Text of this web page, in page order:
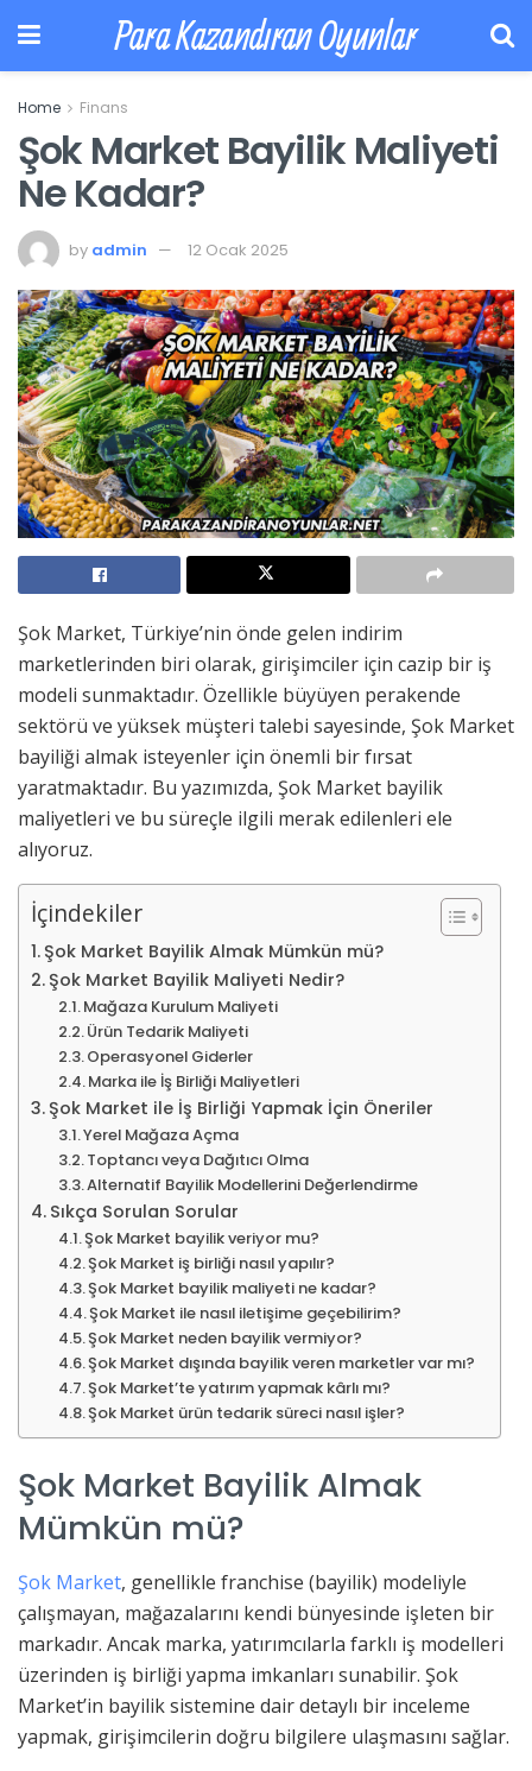
Para Kazandıran Oyunlar
Home Finans
Şok Market Bayilik Maliyeti
Ne Kadar?
by admin 12 Ocak 2025
Şok Market, Türkiye’nin önde gelen indirim
marketlerinden biri olarak, girişimciler için cazip bir iş
modeli sunmaktadır. Özellikle büyüyen perakende
sektörü ve yüksek müşteri talebi sayesinde, Şok Market
bayiliği almak isteyenler için önemli bir fırsat
yaratmaktadır. Bu yazımızda, Şok Market bayilik
maliyetleri ve bu süreçle ilgili merak edilenleri ele
alıyoruz.
İçindekiler
Şok Market Bayilik Almak Mümkün mü?
Şok Market Bayilik Maliyeti Nedir?
Mağaza Kurulum Maliyeti
Ürün Tedarik Maliyeti
Operasyonel Giderler
Marka ile İş Birliği Maliyetleri
Şok Market ile İş Birliği Yapmak İçin Öneriler
Yerel Mağaza Açma
Toptancı veya Dağıtıcı Olma
Alternatif Bayilik Modellerini Değerlendirme
Sıkça Sorulan Sorular
Şok Market bayilik veriyor mu?
Şok Market iş birliği nasıl yapılır?
Şok Market bayilik maliyeti ne kadar?
Şok Market ile nasıl iletişime geçebilirim?
Şok Market neden bayilik vermiyor?
Şok Market dışında bayilik veren marketler var mı?
Şok Market’te yatırım yapmak kârlı mı?
Şok Market ürün tedarik süreci nasıl işler?
Şok Market Bayilik Almak
Mümkün mü?
Şok Market, genellikle franchise (bayilik) modeliyle
çalışmayan, mağazalarını kendi bünyesinde işleten bir
markadır. Ancak marka, yatırımcılarla farklı iş modelleri
üzerinden iş birliği yapma imkanları sunabilir. Şok
Market’in bayilik sistemine dair detaylı bir inceleme
yapmak, girişimcilerin doğru bilgilere ulaşmasını sağlar.